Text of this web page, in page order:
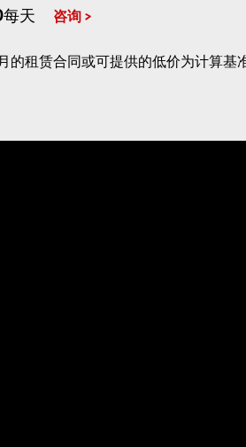
每天 咨询
租赁合同或可提供的低价为计算基准